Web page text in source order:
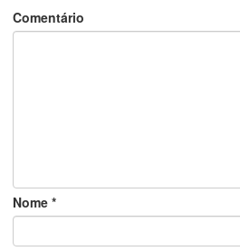
Comentário
Nome *